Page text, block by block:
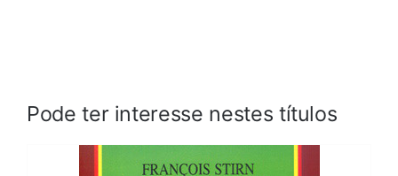
Pode ter interesse nestes títulos